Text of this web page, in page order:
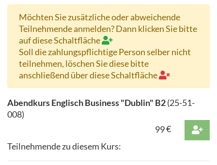
Möchten Sie zusätzliche oder abweichende
Teilnehmende anmelden? Dann klicken Sie bitte
auf diese Schaltfläche
Soll die zahlungspflichtige Person selber nicht
teilnehmen, löschen Sie diese bitte
anschließend über diese Schaltfläche
Abendkurs Englisch Business "Dublin" B2(25-51-
008)
99€
Teilnehmende zu diesem Kurs: